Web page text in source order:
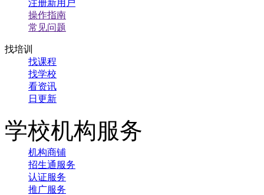
注册新用户
操作指南
常见问题
找培训
找课程
找学校
看资讯
日更新
学校机构服务
机构商铺
招生通服务
认证服务
推广服务